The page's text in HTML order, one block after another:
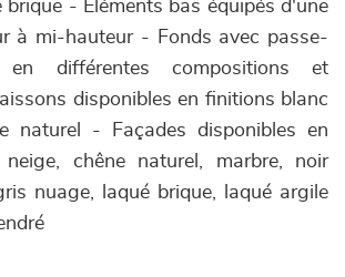
brique - Éléments bas équipés d'une
à mi-hauteur - Fonds avec passe-
en différentes compositions et
disponibles en finitions blanc
naturel - Façades disponibles en
chêne naturel, marbre, noir
nuage, laqué brique, laqué argile